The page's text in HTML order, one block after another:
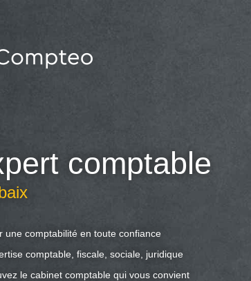
comptable
une comptabilité en toute confiance
comptable, fiscale, sociale, juridique
le cabinet comptable qui vous convient